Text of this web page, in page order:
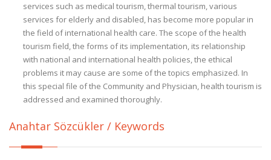
services such as medical tourism, thermal tourism, various
services for elderly and disabled, has become more popular in
the field of international health care. The scope of the health
tourism field, the forms of its implementation, its relationship
with national and international health policies, the ethical
problems it may cause are some of the topics emphasized. In
this special file of the Community and Physician, health tourism is
addressed and examined thoroughly.
Anahtar Sözcükler / Keywords